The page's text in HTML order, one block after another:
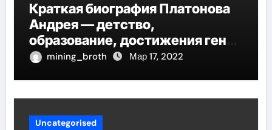
Краткая биография Платонова
Андрея — детство,
образование, достижения гения
русской литературы
mining_broth Мар 17, 2022
Uncategorised